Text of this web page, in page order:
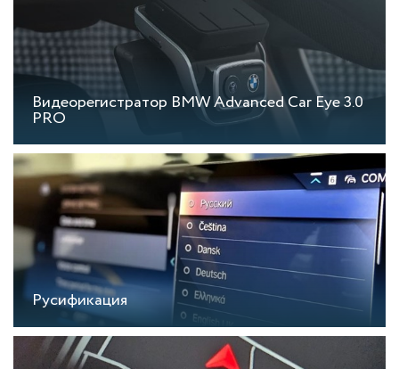
Видеорегистратор BMW Advanced Car Eye 3.0
PRO
Русификация